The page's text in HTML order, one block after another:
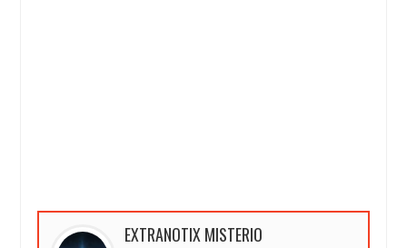
EXTRANOTIX MISTERIO